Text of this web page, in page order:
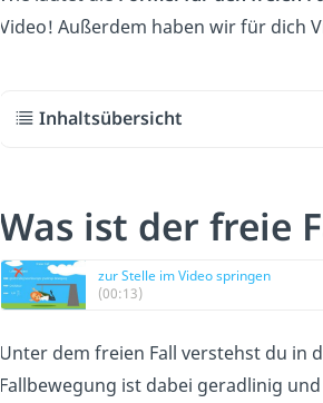
Video! Außerdem haben wir für dich
Inhaltsübersicht
Was ist der freie
zur Stelle im Video springen
(00:13)
Unter dem freien Fall verstehst du in
Fallbewegung ist dabei geradlinig